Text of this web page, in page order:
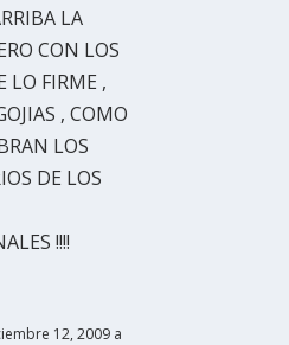
LA
CON LOS
LO FIRME ,
, COMO
LOS
DE LOS
!!!!
12, 2009 a